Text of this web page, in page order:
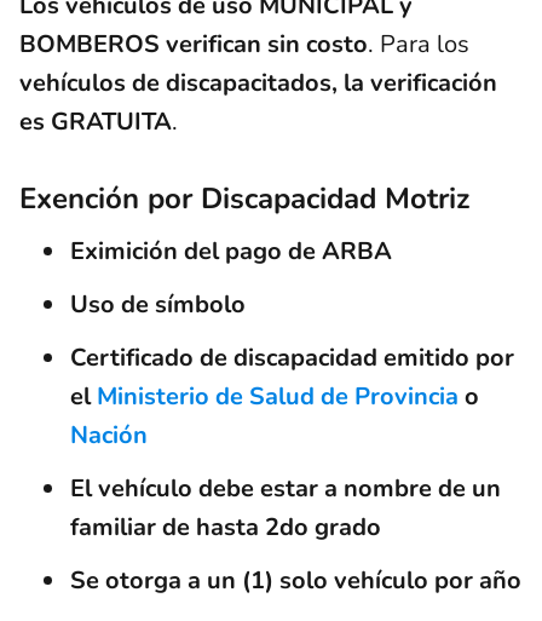
BOMBEROS verifican sin costo. Para los
vehículos de discapacitados, la verificación
es GRATUITA.
Exención por Discapacidad Motriz
Eximición del pago de ARBA
Uso de símbolo
Certificado de discapacidad emitido por
elMinisterio de Salud de Provincia o
Nación
El vehículo debe estar a nombre de un
familiar de hasta 2do grado
Se otorga a un (1) solo vehículo por año